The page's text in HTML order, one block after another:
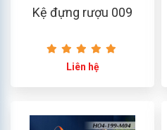
Kệ đựng rượu 009
Liên hệ